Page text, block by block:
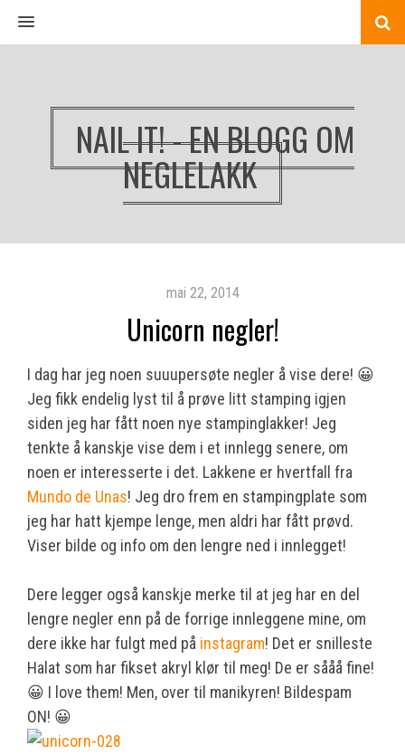
MENU
NAIL IT! - EN BLOGG OM
NEGLELAKK
mai 22, 2014
Unicorn negler!
I dag har jeg noen suuupersøte negler å vise dere! 😀
Jeg fikk endelig lyst til å prøve litt stamping igjen
siden jeg har fått noen nye stampinglakker! Jeg
tenkte å kanskje vise dem i et innlegg senere, om
noen er interesserte i det. Lakkene er hvertfall fra
Mundo de Unas! Jeg dro frem en stampingplate som
jeg har hatt kjempe lenge, men aldri har fått prøvd.
Viser bilde og info om den lengre ned i innlegget!
Dere legger også kanskje merke til at jeg har en del
lengre negler enn på de forrige innleggene mine, om
dere ikke har fulgt med på instagram! Det er snilleste
Halat som har fikset akryl klør til meg! De er sååå fine!
😀 I love them! Men, over til manikyren! Bildespam
ON! 😀